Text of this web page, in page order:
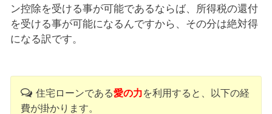
ン控除を受ける事が可能であるならば、所得税の還付
を受ける事が可能になるんですから、その分は絶対得
になる訳です。
住宅ローンである愛の力を利用すると、以下の経
費が掛かります。